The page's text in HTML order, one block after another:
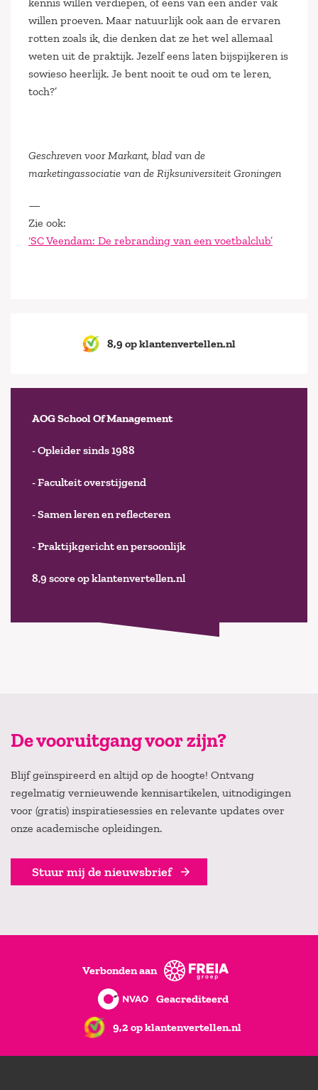
willen proeven. Maar natuurlijk ook aan de ervaren
rotten zoals ik, die denken dat ze het wel allemaal
weten uit de praktijk. Jezelf eens laten bijspijkeren is
sowieso heerlijk. Je bent nooit te oud om te leren‚
toch?’
Geschreven voor Markant, blad van de
marketingassociatie van de Rijksuniversiteit Groningen
—
Zie ook:
‘SC Veendam: De rebranding van een voetbalclub’
8,9 op klantenvertellen.nl
AOG School Of Management
- Opleider sinds 1988
- Faculteit overstijgend
- Samen leren en reflecteren
- Praktijkgericht en persoonlijk
8,9 score op klantenvertellen.nl
De vooruitgang voor zijn?
Blijf geïnspireerd en altijd op de hoogte! Ontvang
regelmatig vernieuwende kennisartikelen, uitnodigingen
voor (gratis) inspiratiesessies en relevante updates over
onze academische opleidingen.
Stuur mij de nieuwsbrief
Verbonden aan
Geacrediteerd
9,2 op klantenvertellen.nl